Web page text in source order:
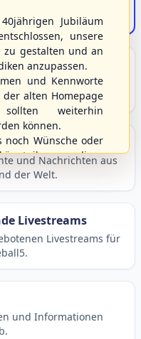
zu Baseball, Softball
und Nachrichten aus
der Welt.
Livestreams
Livestreams für
und Informationen
Jubiläum
unsere
zu gestalten und an
anzupassen.
und Kennworte
alten Homepage
weiterhin
können.
noch Wünsche oder
ihr uns diese
info@shbvnet.de